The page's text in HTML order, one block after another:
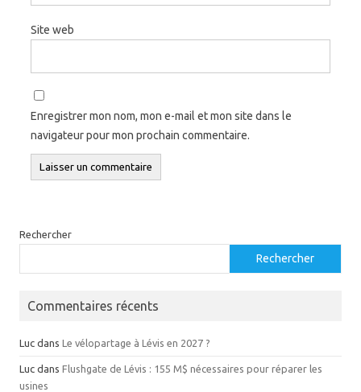
Site web
Enregistrer mon nom, mon e-mail et mon site dans le
navigateur pour mon prochain commentaire.
Rechercher
Rechercher
Commentaires récents
Luc dans Le vélopartage à Lévis en 2027 ?
Luc dans Flushgate de Lévis : 155 M$ nécessaires pour réparer les
usines